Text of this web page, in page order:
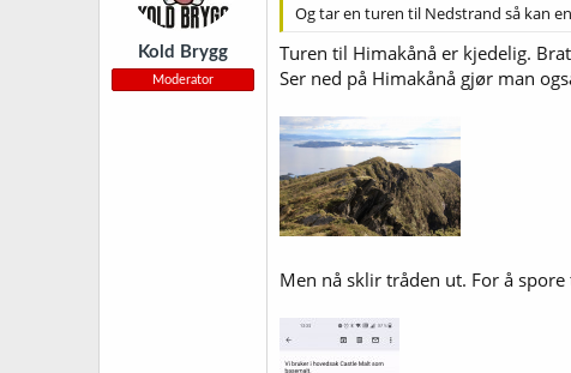
e
:
Kold Brygg
Moderator
Og tar en turen til Nedstrand så kan
Turen til Himakånå er kjedelig.
Ser ned på Himakånå gjør man
Men nå sklir tråden ut. For å